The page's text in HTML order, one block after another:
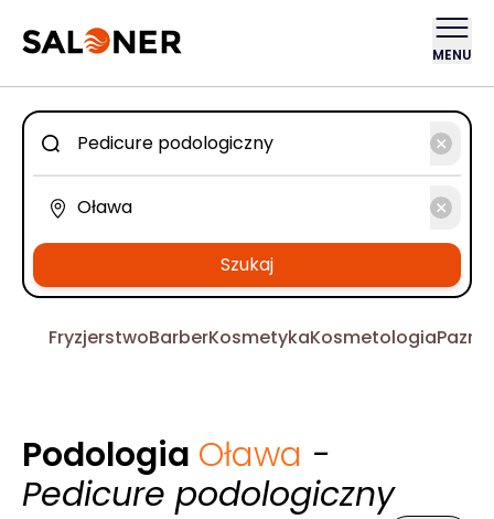
MENU
Szukaj
FryzjerstwoBarberKosmetykaKosmetologia
Podologia Oława -
Pedicure podologiczny